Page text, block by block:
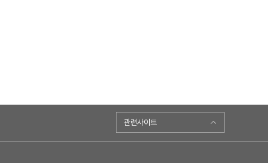
관련사이트